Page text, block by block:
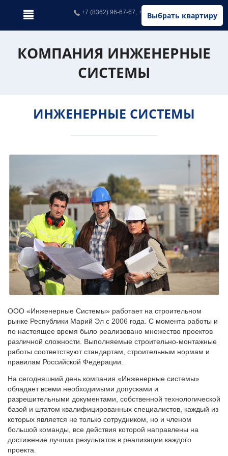
Выбрать квартиру
+7 (8362) 96-67-67, +7 (902) 326-67-67
КОМПАНИЯ ИНЖЕНЕРНЫЕ
СИСТЕМЫ
ИНЖЕНЕРНЫЕ СИСТЕМЫ
ООО «Инженерные Системы» работает на строительном
рынке Республики Марий Эл с 2006 года. С момента работы и
по настоящее время было реализовано множество проектов
различной сложности. Выполняемые строительно-монтажные
работы соответствуют стандартам, строительным нормам и
правилам Российской Федерации.
На сегодняшний день компания «Инженерные системы»
обладает всеми необходимыми допусками и
разрешительными документами, собственной технологической
базой и штатом квалифицированных специалистов, каждый из
которых является не только сотрудником, но и членом
большой команды, все действия которой направлены на
достижение лучших результатов в реализации каждого
проекта.